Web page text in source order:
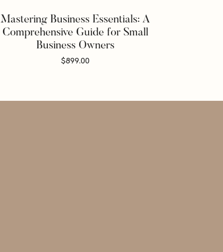
Mastering Business Essentials: A
Comprehensive Guide for Small
Business Owners
$899.00